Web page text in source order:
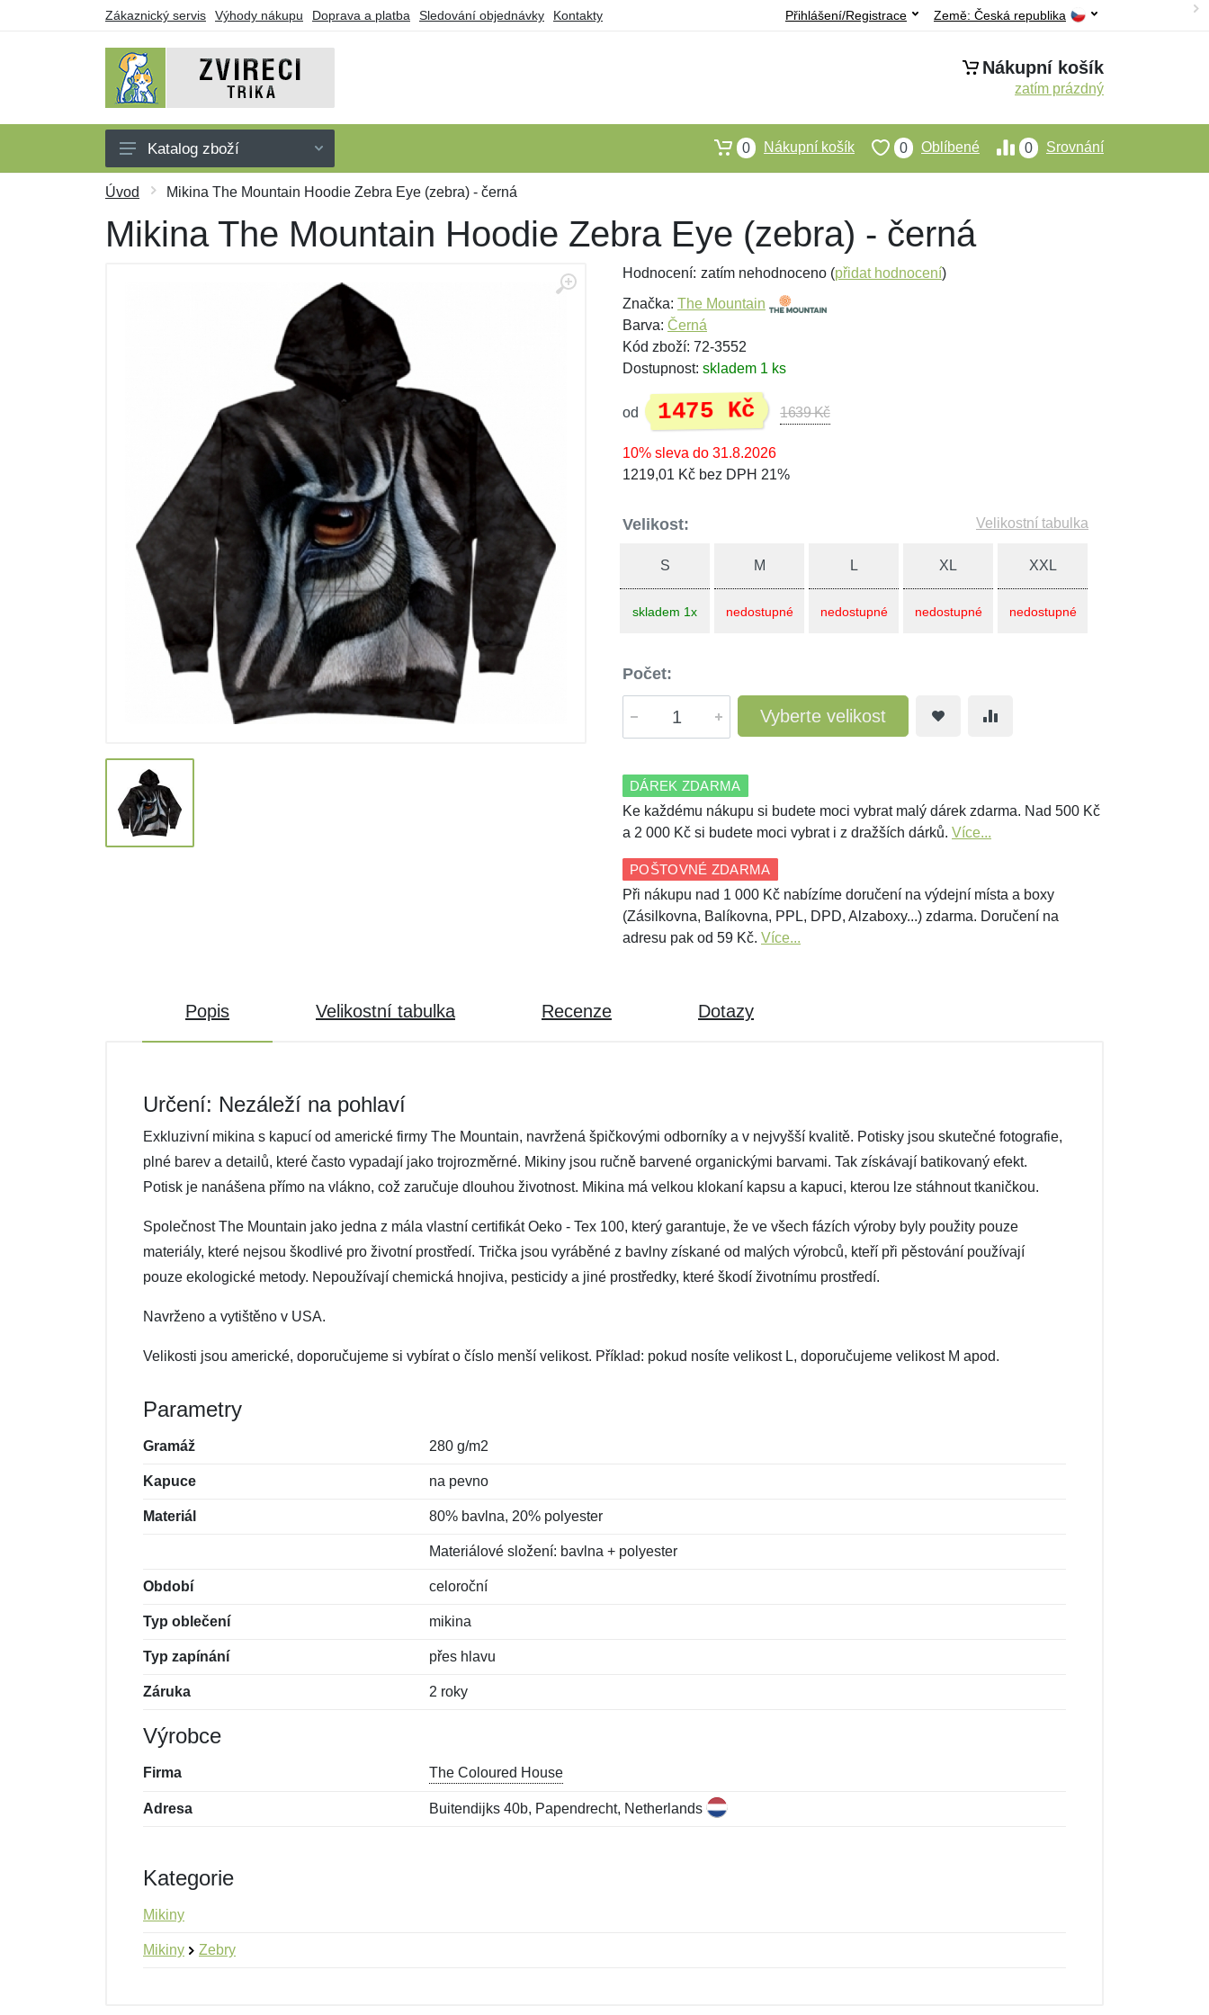
Zákaznický servis Výhody nákupu Doprava a platba Sledování objednávky Kontakty Země: Česká republika
Přihlášení/Registrace
Nákupní košík
zatím prázdný
Trička
Tílka
Katalog zboží 0 Srovnání
0 Oblíbené
0 Nákupní košík
Úvod Mikina The Mountain Hoodie Zebra Eye (zebra) - černá
Mikina The Mountain Hoodie Zebra Eye (zebra) - černá
Hodnocení: zatím nehodnoceno (přidat hodnocení)
Značka: The Mountain
Barva: Černá
Kód zboží: 72-3552
Dostupnost: skladem 1 ks
od 1475 Kč 1639 Kč
10% sleva do 31.8.2026
1219,01 Kč bez DPH 21%
Velikost: Velikostní tabulka
S
skladem 1x
M
nedostupné
L
nedostupné
XL
nedostupné
XXL
nedostupné
Počet:
Vyberte velikost
DÁREK ZDARMA
Ke každému nákupu si budete moci vybrat malý dárek zdarma. Nad 500 Kč
a 2 000 Kč si budete moci vybrat i z dražších dárků. Více...
POŠTOVNÉ ZDARMA
Při nákupu nad 1 000 Kč nabízíme doručení na výdejní místa a boxy
(Zásilkovna, Balíkovna, PPL, DPD, Alzaboxy...) zdarma. Doručení na
adresu pak od 59 Kč. Více...
Popis Velikostní tabulka Recenze Dotazy
Určení: Nezáleží na pohlaví
Exkluzivní mikina s kapucí od americké firmy The Mountain, navržená špičkovými odborníky a v nejvyšší kvalitě. Potisky jsou skutečné fotografie,
plné barev a detailů, které často vypadají jako trojrozměrné. Mikiny jsou ručně barvené organickými barvami. Tak získávají batikovaný efekt.
Potisk je nanášena přímo na vlákno, což zaručuje dlouhou životnost. Mikina má velkou klokaní kapsu a kapuci, kterou lze stáhnout tkaničkou.
Společnost The Mountain jako jedna z mála vlastní certifikát Oeko - Tex 100, který garantuje, že ve všech fázích výroby byly použity pouze
materiály, které nejsou škodlivé pro životní prostředí. Trička jsou vyráběné z bavlny získané od malých výrobců, kteří při pěstování používají
pouze ekologické metody. Nepoužívají chemická hnojiva, pesticidy a jiné prostředky, které škodí životnímu prostředí.
Navrženo a vytištěno v USA.
Velikosti jsou americké, doporučujeme si vybírat o číslo menší velikost. Příklad: pokud nosíte velikost L, doporučujeme velikost M apod.
Parametry
Gramáž 280 g/m2
Kapuce na pevno
Materiál 80% bavlna, 20% polyester
Materiálové složení: bavlna + polyester
Období celoroční
Typ oblečení mikina
Typ zapínání přes hlavu
Záruka 2 roky
Výrobce
Firma The Coloured House
Adresa Buitendijks 40b, Papendrecht, Netherlands
Kategorie
Mikiny
Mikiny Zebry